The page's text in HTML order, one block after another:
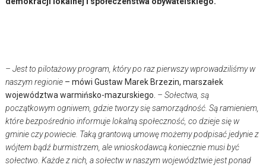
– Jest to pilotażowy program, który po raz pierwszy wprowadziliśmy w
naszym regionie – mówi Gustaw Marek Brzezin, marszałek
województwa warmińsko-mazurskiego. – Sołectwa, są
początkowym ogniwem, gdzie tworzy się samorządność. Są ramieniem,
które bezpośrednio informuje lokalną społeczność, co dzieje się w
gminie czy powiecie. Taką grantową umowę możemy podpisać jedynie z
wójtem bądź burmistrzem, ale wnioskodawcą koniecznie musi być
sołectwo. Każde z nich, a sołectw w naszym województwie jest ponad